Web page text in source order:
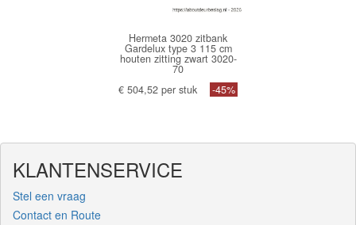
Hermeta 3020 zitbank
Gardelux type 3 115 cm
houten zitting zwart 3020-
70
€ 504,52 per stuk
-45%
KLANTENSERVICE
Stel een vraag
Contact en Route